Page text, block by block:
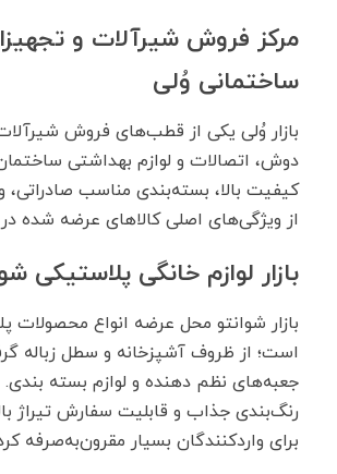
مرکز فروش شیرآلات و
ساختمانی وُلی
بازار وُلی یکی از قطب‌های فروش
دوش، اتصالات و لوازم بهداشتی
کیفیت بالا، بسته‌بندی مناسب صادراتی،
از ویژگی‌های اصلی کالاهای عرضه ‌شده
بازار لوازم خانگی پلاستیکی
بازار شوانتو محل عرضه انواع محصولات
است؛ از ظروف آشپزخانه و سطل زباله
جعبه‌های نظم‌ دهنده و لوازم بسته ‌بندی.
رنگ‌بندی جذاب و قابلیت سفارش تیراژ
برای واردکنندگان بسیار مقرون‌به‌صرفه